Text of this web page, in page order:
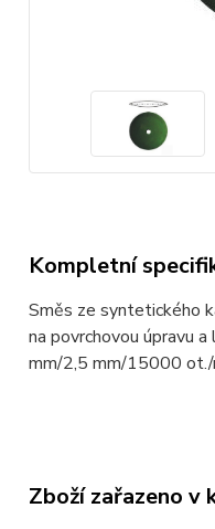
Kompletní
Směs ze syntetického
na povrchovou úpravu
mm/2,5 mm/15000 ot./
Zboží zařazeno v